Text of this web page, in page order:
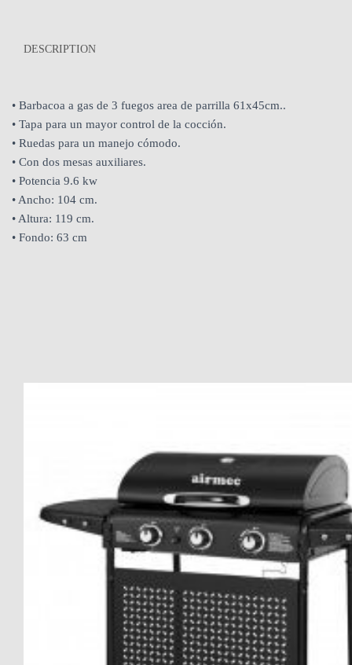
DESCRIPTION
• Barbacoa a gas de 3 fuegos area de parrilla 61x45cm..
• Tapa para un mayor control de la cocción.
• Ruedas para un manejo cómodo.
• Con dos mesas auxiliares.
• Potencia 9.6 kw
• Ancho: 104 cm.
• Altura: 119 cm.
• Fondo: 63 cm